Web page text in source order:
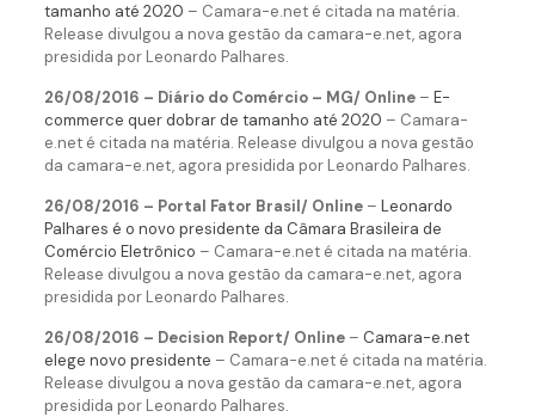
tamanho até 2020 – Camara-e.net é citada na matéria.
Release divulgou a nova gestão da camara-e.net, agora
presidida por Leonardo Palhares.
26/08/2016 – Diário do Comércio – MG/ Online– E-
commerce quer dobrar de tamanho até 2020 – Camara-
e.net é citada na matéria. Release divulgou a nova gestão
da camara-e.net, agora presidida por Leonardo Palhares.
26/08/2016 – Portal Fator Brasil/ Online– Leonardo
Palhares é o novo presidente da Câmara Brasileira de
Comércio Eletrônico – Camara-e.net é citada na matéria.
Release divulgou a nova gestão da camara-e.net, agora
presidida por Leonardo Palhares.
26/08/2016 – Decision Report/ Online – Camara-e.net
elege novo presidente – Camara-e.net é citada na matéria.
Release divulgou a nova gestão da camara-e.net, agora
presidida por Leonardo Palhares.